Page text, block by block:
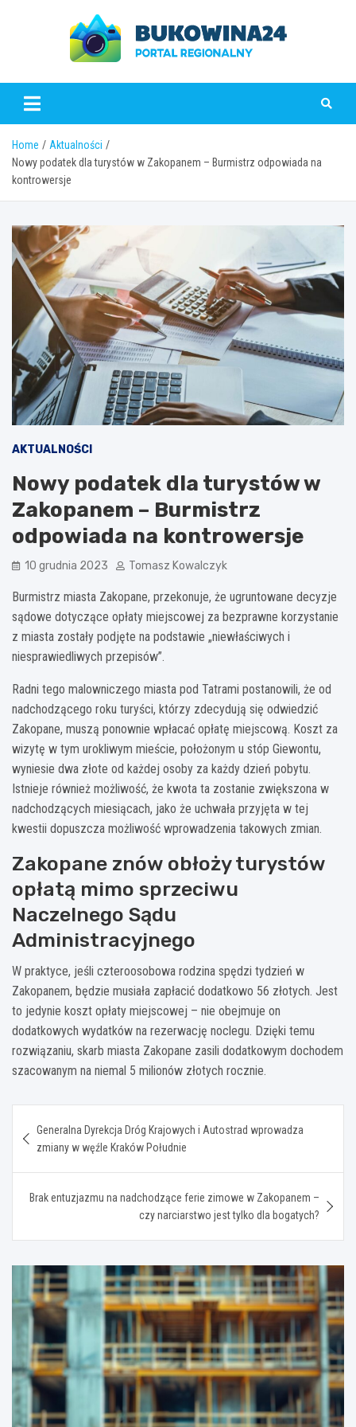
www.bukowina24.pl
Home
Aktualności
Nowy podatek dla turystów w Zakopanem – Burmistrz odpowiada na
kontrowersje
AKTUALNOŚCI
Nowy podatek dla turystów w
Zakopanem – Burmistrz
odpowiada na kontrowersje
10 grudnia 2023 Tomasz Kowalczyk
Burmistrz miasta Zakopane, przekonuje, że ugruntowane decyzje
sądowe dotyczące opłaty miejscowej za bezprawne korzystanie
z miasta zostały podjęte na podstawie „niewłaściwych i
niesprawiedliwych przepisów”.
Radni tego malowniczego miasta pod Tatrami postanowili, że od
nadchodzącego roku turyści, którzy zdecydują się odwiedzić
Zakopane, muszą ponownie wpłacać opłatę miejscową. Koszt za
wizytę w tym urokliwym mieście, położonym u stóp Giewontu,
wyniesie dwa złote od każdej osoby za każdy dzień pobytu.
Istnieje również możliwość, że kwota ta zostanie zwiększona w
nadchodzących miesiącach, jako że uchwała przyjęta w tej
kwestii dopuszcza możliwość wprowadzenia takowych zmian.
Zakopane znów obłoży turystów
opłatą mimo sprzeciwu
Naczelnego Sądu
Administracyjnego
W praktyce, jeśli czteroosobowa rodzina spędzi tydzień w
Zakopanem, będzie musiała zapłacić dodatkowo 56 złotych. Jest
to jedynie koszt opłaty miejscowej – nie obejmuje on
dodatkowych wydatków na rezerwację noclegu. Dzięki temu
rozwiązaniu, skarb miasta Zakopane zasili dodatkowym dochodem
szacowanym na niemal 5 milionów złotych rocznie.
wpisu
Generalna Dyrekcja Dróg Krajowych i Autostrad wprowadza
zmiany w węźle Kraków Południe
Brak entuzjazmu na nadchodzące ferie zimowe w Zakopanem –
czy narciarstwo jest tylko dla bogatych?